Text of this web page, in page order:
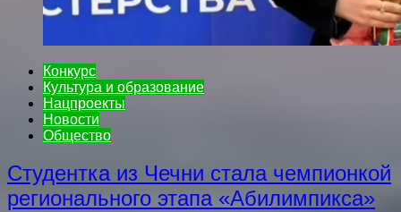
Конкурс
Культура и образование
Нацпроекты
Новости
Общество
Студентка из Чечни стала чемпионкой
регионального этапа «Абилимпикса»